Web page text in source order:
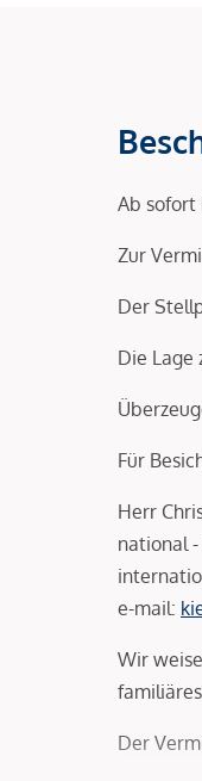
Ab sofort
Zur
Der
Die Lage
Für
Herr
national -
e-mail:
Wir
Der